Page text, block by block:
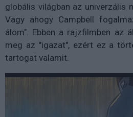
globális világban az univerzális
Vagy ahogy Campbell
álom". Ebben a rajzfilmben az
meg az "igazat", ezért ez a
tartogat valamit.